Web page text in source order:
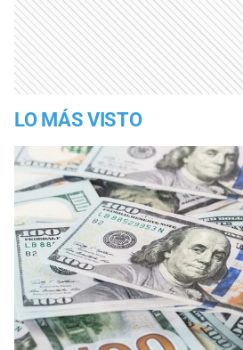
LO MÁS VISTO